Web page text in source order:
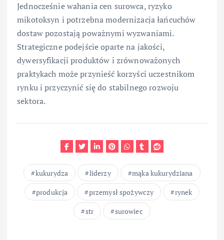
Jednocześnie wahania cen surowca, ryzyko
mikotoksyn i potrzebna modernizacja łańcuchów
dostaw pozostają poważnymi wyzwaniami.
Strategiczne podejście oparte na jakości,
dywersyfikacji produktów i zrównoważonych
praktykach może przynieść korzyści uczestnikom
rynku i przyczynić się do stabilnego rozwoju
sektora.
kukurydza liderzy
mąka kukurydziana
produkcja
przemysł spożywczy
rynek
str
surowiec